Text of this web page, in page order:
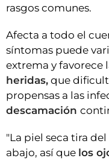
rasgos comunes.
Afecta a todo el
síntomas puede
extrema y favorece
heridas, que
propensas a las
descamación
"La piel seca tira
abajo, así que los